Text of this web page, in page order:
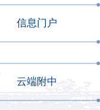
信息门户
云端附中